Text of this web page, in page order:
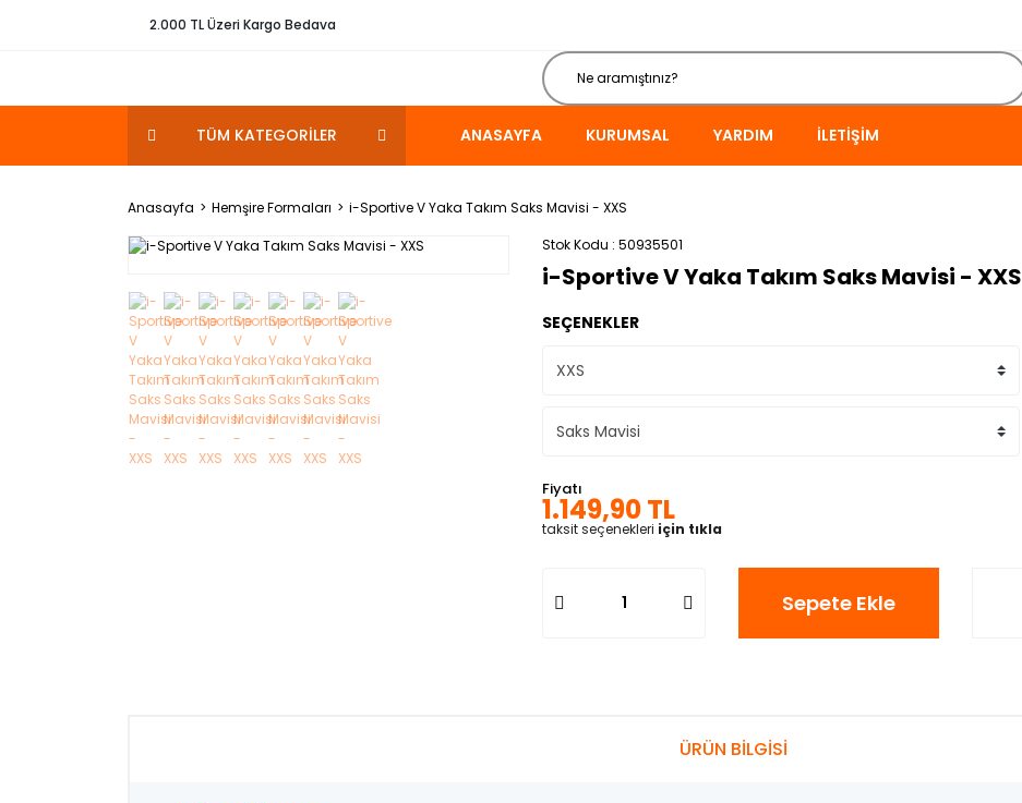
2.000 TL Üzeri Kargo Bedava
TÜM KATEGORİLER ANASAYFA KURUMSAL YARDIM İLETIŞIM
Anasayfa Hemşire Formaları
i-Sportive V Yaka Takım Saks Mavisi - XXS
Stok Kodu 50935501
i-Sportive V Yaka Takım Saks Mavisi - XXS
SEÇENEKLER
Fiyatı
1.149,90 TL
taksit seçenekleri için tıkla
Sepete Ekle
ÜRÜN BİLGİSİ